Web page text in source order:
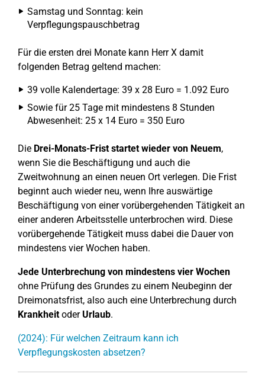
Samstag und Sonntag: kein
Verpflegungspauschbetrag
Für die ersten drei Monate kann Herr X damit
folgenden Betrag geltend machen:
39 volle Kalendertage: 39 x 28 Euro = 1.092 Euro
Sowie für 25 Tage mit mindestens 8 Stunden
Abwesenheit: 25 x 14 Euro = 350 Euro
Die Drei-Monats-Frist startet wieder von Neuem,
wenn Sie die Beschäftigung und auch die
Zweitwohnung an einen neuen Ort verlegen. Die Frist
beginnt auch wieder neu, wenn Ihre auswärtige
Beschäftigung von einer vorübergehenden Tätigkeit an
einer anderen Arbeitsstelle unterbrochen wird. Diese
vorübergehende Tätigkeit muss dabei die Dauer von
mindestens vier Wochen haben.
Jede Unterbrechung von mindestens vier Wochen
ohne Prüfung des Grundes zu einem Neubeginn der
Dreimonatsfrist, also auch eine Unterbrechung durch
Krankheitoder Urlaub.
(2024): Für welchen Zeitraum kann ich
Verpflegungskosten absetzen?